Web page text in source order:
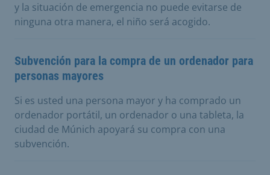
y la situación de emergencia no puede evitarse de
ninguna otra manera, el niño será acogido.
Subvención para la compra de un ordenador para
personas mayores
Si es usted una persona mayor y ha comprado un
ordenador portátil, un ordenador o una tableta, la
ciudad de Múnich apoyará su compra con una
subvención.